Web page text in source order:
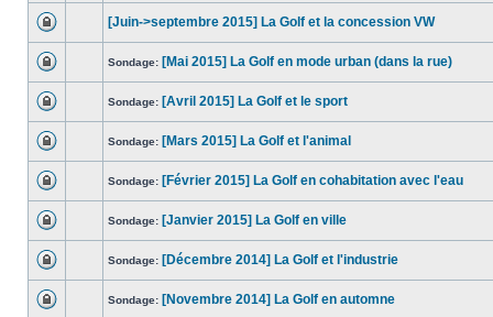
[Juin->septembre 2015] La Golf et la concession VW
Sondage: [Mai 2015] La Golf en mode urban (dans la rue)
Sondage: [Avril 2015] La Golf et le sport
Sondage: [Mars 2015] La Golf et l'animal
Sondage: [Février 2015] La Golf en cohabitation avec l'eau
Sondage: [Janvier 2015] La Golf en ville
Sondage: [Décembre 2014] La Golf et l'industrie
Sondage: [Novembre 2014] La Golf en automne